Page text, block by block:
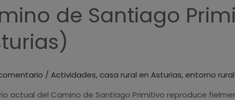
de Santiago
/Actividades,casa rural en Asturias,entorno
actual del Camino de Santiago Primitivo reproduce